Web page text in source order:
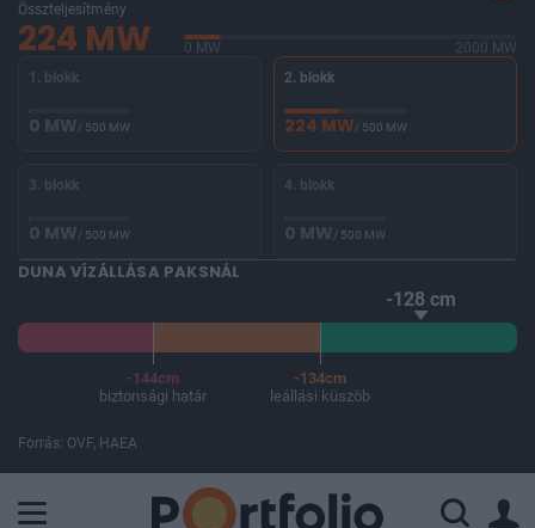
Összteljesítmény
224 MW 0 MW
2000 MW
1. blokk
0 MW/ 500 MW
2. blokk
224 MW/ 500 MW
3. blokk
0 MW/ 500 MW
4. blokk
0 MW/ 500 MW
DUNA VÍZÁLLÁSA PAKSNÁL
-128 cm
-144cm
biztonsági határ
-134cm
leállási küszöb
Forrás: OVF, HAEA